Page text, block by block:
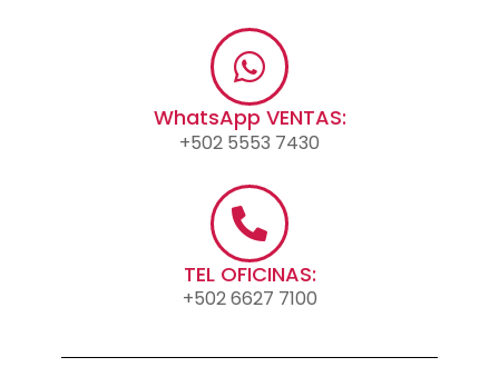
WhatsApp VENTAS:
+502 5553 7430
TEL OFICINAS:
+502 6627 7100